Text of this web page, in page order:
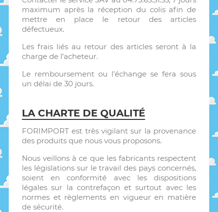
maximum après la réception du colis afin de
mettre en place le retour des articles
défectueux.
Les frais liés au retour des articles seront à la
charge de l’acheteur.
Le remboursement ou l'échange se fera sous
un délai de 30 jours.
LA CHARTE DE QUALITÉ
FORIMPORT est très vigilant sur la provenance
des produits que nous vous proposons.
Nous veillons à ce que les fabricants respectent
les législations sur le travail des pays concernés,
soient en conformité avec les dispositions
légales sur la contrefaçon et surtout avec les
normes et règlements en vigueur en matière
de sécurité.